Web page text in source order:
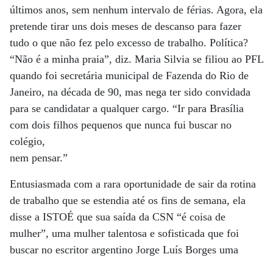
últimos anos, sem nenhum intervalo de férias. Agora, ela
pretende tirar uns dois meses de descanso para fazer
tudo o que não fez pelo excesso de trabalho. Política?
“Não é a minha praia”, diz. Maria Silvia se filiou ao PFL
quando foi secretária municipal de Fazenda do Rio de
Janeiro, na década de 90, mas nega ter sido convidada
para se candidatar a qualquer cargo. “Ir para Brasília
com dois filhos pequenos que nunca fui buscar no
colégio,
nem pensar.”
Entusiasmada com a rara oportunidade de sair da rotina
de trabalho que se estendia até os fins de semana, ela
disse a ISTOÉ que sua saída da CSN “é coisa de
mulher”, uma mulher talentosa e sofisticada que foi
buscar no escritor argentino Jorge Luís Borges uma